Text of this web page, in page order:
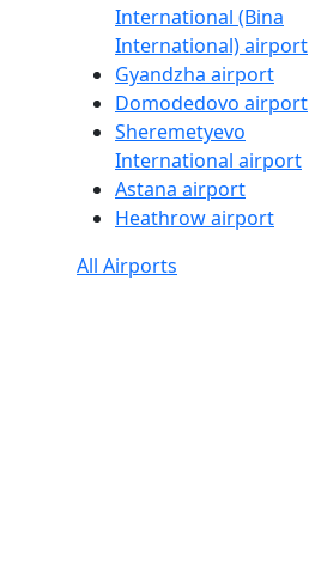
International (Bina
International) airport
Gyandzha airport
Domodedovo airport
Sheremetyevo
International airport
Astana airport
Heathrow airport
All Airports